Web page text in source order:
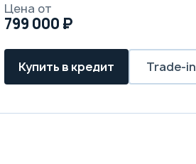
Цена от
799 000 ₽
Купить в кредит Trade-in